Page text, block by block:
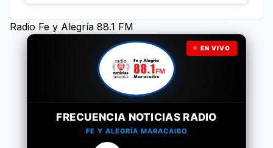
Radio Fe y Alegría 88.1 FM
EN VIVO
FRECUENCIA NOTICIAS RADIO
FE Y ALEGRÍA MARACAIBO